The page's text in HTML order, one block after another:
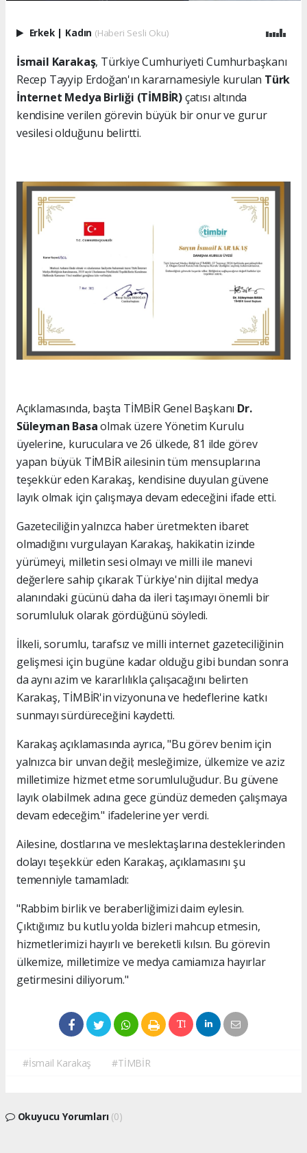
Erkek | Kadın (Haberi Sesli Oku)
İsmail Karakaş, Türkiye Cumhuriyeti Cumhurbaşkanı
Recep Tayyip Erdoğan'ın kararnamesiyle kurulan Türk
İnternet Medya Birliği (TİMBİR)çatısı altında
kendisine verilen görevin büyük bir onur ve gurur
vesilesi olduğunu belirtti.
Açıklamasında, başta TİMBİR Genel Başkanı Dr.
Süleyman Basaolmak üzere Yönetim Kurulu
üyelerine, kuruculara ve 26 ülkede, 81 ilde görev
yapan büyük TİMBİR ailesinin tüm mensuplarına
teşekkür eden Karakaş, kendisine duyulan güvene
layık olmak için çalışmaya devam edeceğini ifade etti.
Gazeteciliğin yalnızca haber üretmekten ibaret
olmadığını vurgulayan Karakaş, hakikatin izinde
yürümeyi, milletin sesi olmayı ve milli ile manevi
değerlere sahip çıkarak Türkiye'nin dijital medya
alanındaki gücünü daha da ileri taşımayı önemli bir
sorumluluk olarak gördüğünü söyledi.
İlkeli, sorumlu, tarafsız ve milli internet gazeteciliğinin
gelişmesi için bugüne kadar olduğu gibi bundan sonra
da aynı azim ve kararlılıkla çalışacağını belirten
Karakaş, TİMBİR'in vizyonuna ve hedeflerine katkı
sunmayı sürdüreceğini kaydetti.
Karakaş açıklamasında ayrıca, "Bu görev benim için
yalnızca bir unvan değil; mesleğimize, ülkemize ve aziz
milletimize hizmet etme sorumluluğudur. Bu güvene
layık olabilmek adına gece gündüz demeden çalışmaya
devam edeceğim." ifadelerine yer verdi.
Ailesine, dostlarına ve meslektaşlarına desteklerinden
dolayı teşekkür eden Karakaş, açıklamasını şu
temenniyle tamamladı:
"Rabbim birlik ve beraberliğimizi daim eylesin.
Çıktığımız bu kutlu yolda bizleri mahcup etmesin,
hizmetlerimizi hayırlı ve bereketli kılsın. Bu görevin
ülkemize, milletimize ve medya camiamıza hayırlar
getirmesini diliyorum."
#İsmail Karakaş #TİMBİR
Okuyucu Yorumları (0)